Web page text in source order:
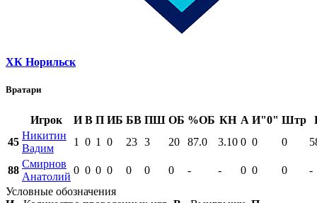
ХК Норильск
Вратари
Игрок И В П ИБ БВ ПШ ОБ %ОБ КН А И"0" Штр
45
Никитин
Вадим
1 0 1 0 23 3 20 87.0 3.10 0 0 0
88
Смирнов
Анатолий
0 0 0 0 0 0 0 - - 0 0 0
-
Условные обозначения